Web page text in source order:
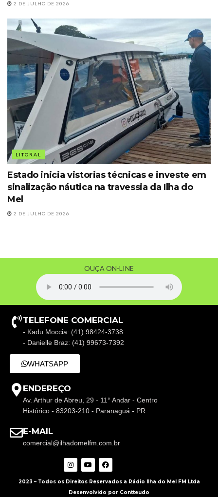
2 DE JULHO DE 2026
LITORAL
Estado inicia vistorias técnicas e investe em
sinalização náutica na travessia da Ilha do
Mel
2 DE JULHO DE 2026
OUÇA ON-LINE
TELEFONE COMERCIAL
- Kadu Moccia: (41) 98424-3738
- Danielle Braz: (41) 99673-7392
WHATSAPP
ENDEREÇO
Av. Arthur de Abreu, 29 - 11° Andar - Centro
Histórico - 83203-210 - Paranaguá - PR
E-MAIL
comercial@ilhadomelfm.com.br
2023 – Todos os Direitos Reservados a Rádio Ilha do Mel FM Ltda
Desenvolvido por Contteudo